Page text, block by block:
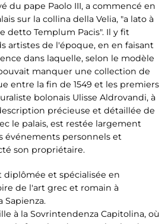
du pape Paolo III, a commencé en
sur la collina della Velia, "a lato à
detto Templum Pacis". Il y fit
artistes de l'époque, en en faisant
dans laquelle, selon le modèle
manquer une collection de
entre la fin de 1549 et les premiers
bolonais Ulisse Aldrovandi, à
précieuse et détaillée de
le palais, est restée largement
événements personnels et
son propriétaire.
diplômée et spécialisée en
de l'art grec et romain à
Sapienza.
à la Sovrintendenza Capitolina, où